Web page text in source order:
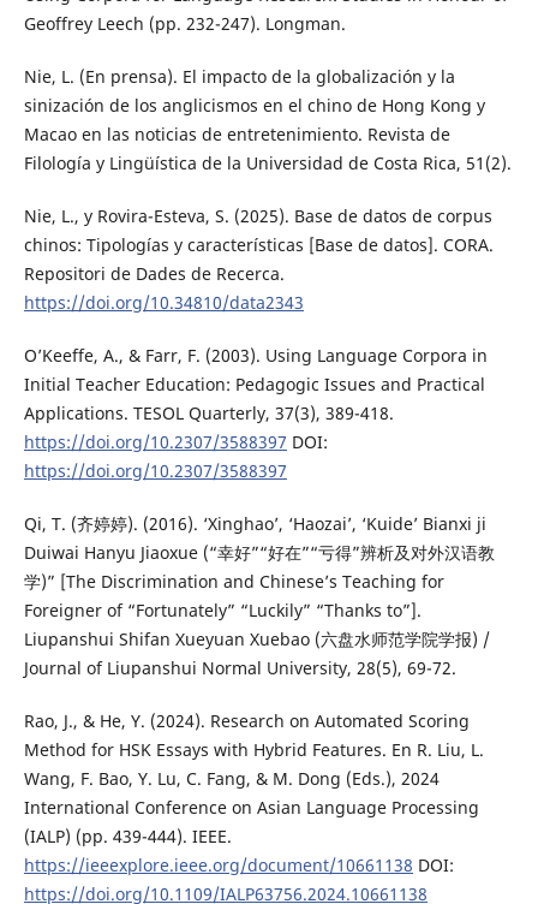
Geoffrey Leech (pp. 232-247). Longman.
Nie, L. (En prensa). El impacto de la globalización y la
sinización de los anglicismos en el chino de Hong Kong y
Macao en las noticias de entretenimiento. Revista de
Filología y Lingüística de la Universidad de Costa Rica, 51(2).
Nie, L., y Rovira-Esteva, S. (2025). Base de datos de corpus
chinos: Tipologías y características [Base de datos]. CORA.
Repositori de Dades de Recerca.
https://doi.org/10.34810/data2343
O’Keeffe, A., & Farr, F. (2003). Using Language Corpora in
Initial Teacher Education: Pedagogic Issues and Practical
Applications. TESOL Quarterly, 37(3), 389-418.
https://doi.org/10.2307/3588397 DOI:
https://doi.org/10.2307/3588397
Qi, T. (齐婷婷). (2016). ‘Xinghao’, ‘Haozai’, ‘Kuide’ Bianxi ji
Duiwai Hanyu Jiaoxue (“幸好”“好在”“亏得”辨析及对外汉语教
学)” [The Discrimination and Chinese’s Teaching for
Foreigner of “Fortunately” “Luckily” “Thanks to”].
Liupanshui Shifan Xueyuan Xuebao (六盘水师范学院学报) /
Journal of Liupanshui Normal University, 28(5), 69-72.
Rao, J., & He, Y. (2024). Research on Automated Scoring
Method for HSK Essays with Hybrid Features. En R. Liu, L.
Wang, F. Bao, Y. Lu, C. Fang, & M. Dong (Eds.), 2024
International Conference on Asian Language Processing
(IALP) (pp. 439-444). IEEE.
https://ieeexplore.ieee.org/document/10661138 DOI:
https://doi.org/10.1109/IALP63756.2024.10661138